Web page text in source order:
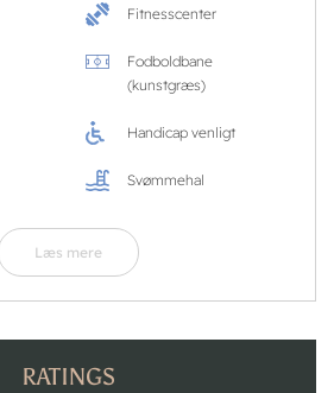
Fitnesscenter
Fodboldbane
(kunstgræs)
Handicap venligt
Svømmehal
Læs mere
RATINGS